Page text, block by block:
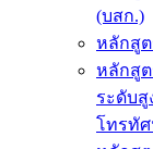
(บสก.)
หลักสูต
หลักสู
ระดับสู
โทรทัศ